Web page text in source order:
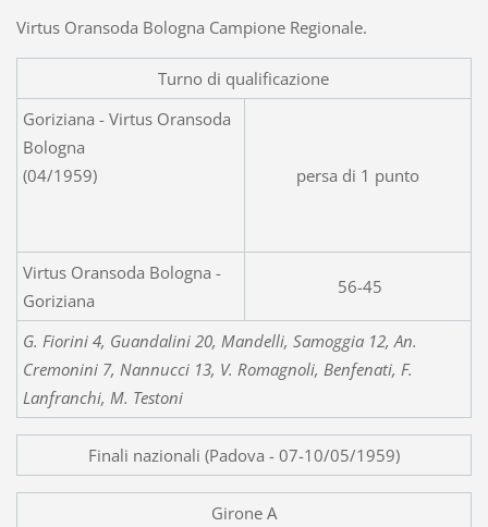
Virtus Oransoda Bologna Campione Regionale.
Turno di qualificazione
Goriziana - Virtus Oransoda
Bologna
(04/1959)
persa di 1 punto
Virtus Oransoda Bologna -
Goriziana
56-45
G. Fiorini 4, Guandalini 20, Mandelli, Samoggia 12, An.
Cremonini 7, Nannucci 13, V. Romagnoli, Benfenati, F.
Lanfranchi, M. Testoni
Finali nazionali (Padova - 07-10/05/1959)
Girone A